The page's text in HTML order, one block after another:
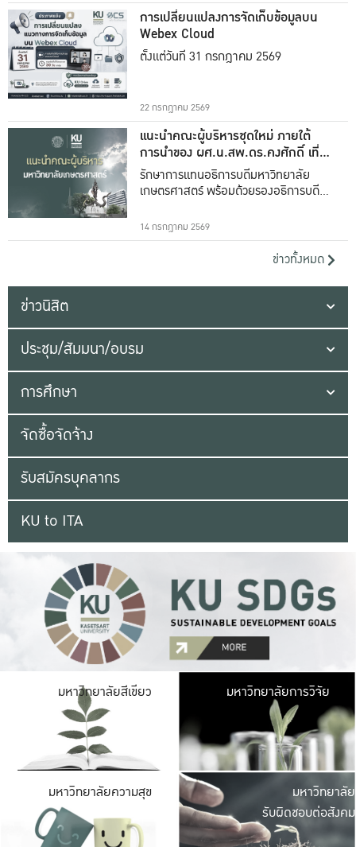
การเปลี่ยนแปลงการจัดเก็บข้อมูลบน
Webex Cloud
ตั้งแต่วันที่ 31 กรกฎาคม 2569
22 กรกฎาคม 2569
แนะนำคณะผู้บริหารชุดใหม่ ภายใต้
การนำของ ผศ.น.สพ.ดร.คงศักดิ์ เที่ยง
ธรรม
รักษาการแทนอธิการบดีมหาวิทยาลัย
เกษตรศาสตร์ พร้อมด้วยรองอธิการบดีทั้ง
14 กรกฎาคม 2569
ข่าวทั้งหมด
ข่าวนิสิต
ประชุม/สัมมนา/อบรม
การศึกษา
จัดซื้อจัดจ้าง
รับสมัครบุคลากร
KU to ITA
มหาวิทยาลัยสีเขียว มหาวิ
มีพื้นที่เขียวสดใส
เป็นป่าในเมือง เกษต
มหาวิทยาลัยการวิจัย
มหาวิทยาลัยความสุข มหาวิ
ค
เปิดประ
และพบเรื่องราวใ
มหาวิทยาลัย
รับผิดชอบต่อสังคม